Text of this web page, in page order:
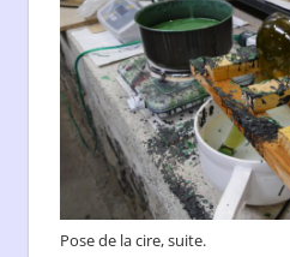
Pose de la cire, suite.